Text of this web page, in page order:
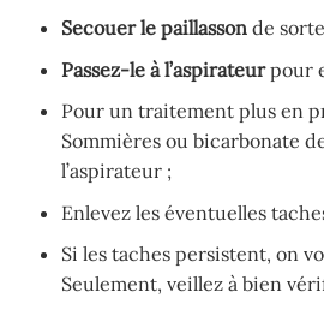
Secouer le paillassonde sorte
Passez-le à l’aspirateurpour
Pour un traitement plus en
Sommières ou bicarbonate
l’aspirateur ;
Enlevez les éventuelles
Si les taches persistent, on
Seulement, veillez à bien